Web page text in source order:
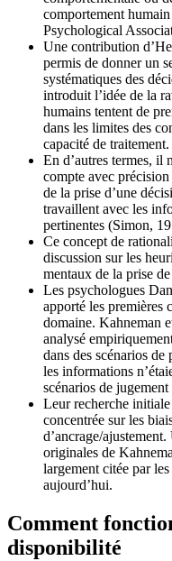
comportement
Psychological
Une contribution
permis de donner un
systématiques des
introduit l’idée de la
humains tentent de
dans les limites des
capacité de traitement.
En d’autres termes, il
compte avec
de la prise d’une
travaillent avec les
pertinentes (Simon,
Ce concept de
discussion sur les
mentaux de la prise
Les psychologues
apporté les premières
domaine. Kahneman
analysé
dans des scénarios de
les informations
scénarios de
Leur recherche initiale
concentrée sur les
d’ancrage/
originales de
largement citée par
aujourd’hui.
Comment
disponibilité